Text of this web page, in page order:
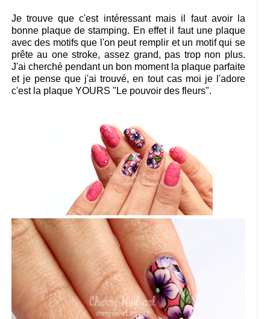
Je trouve que c'est intéressant mais il faut avoir la
bonne plaque de stamping. En effet il faut une plaque
avec des motifs que l'on peut remplir et un motif qui se
prête au one stroke, assez grand, pas trop non plus.
J'ai cherché pendant un bon moment la plaque parfaite
et je pense que j'ai trouvé, en tout cas moi je l'adore
c'est la plaque YOURS "Le pouvoir des fleurs".